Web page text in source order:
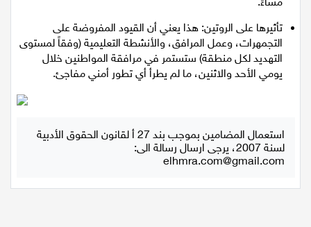
مطبخ
صحة وطب
جمال وازياء
تأثيرها على الروتين: هذا يعني أن القيود المفروضة على
التجمهرات، وعمل المرافق، والأنشطة التعليمية (وفقاً لمستوى
التهديد لكل منطقة) ستستمر في مرافقة المواطنين خلال
استعمال المضامين بموجب بند 27 أ لقانون الحقوق الأدبية
لسنة 2007، يرجى ارسال رسالة الى: